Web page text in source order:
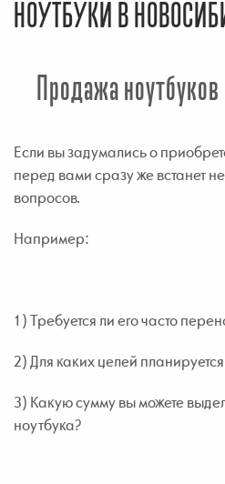
НОУТБУКИ В
Продажа
Если вы задумались о
перед вами сразу же встанет
вопросов.
Например:
1) Требуется ли его часто
2) Для каких целей
3) Какую сумму вы можете
ноутбука?